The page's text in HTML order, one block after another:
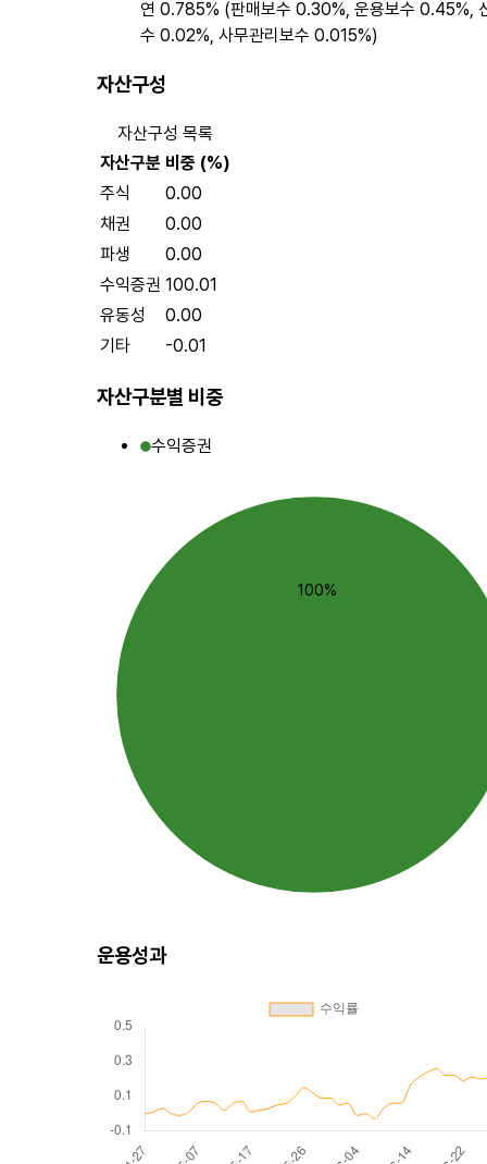
연 0.785% (판매보수 0.30%, 운용보수 0.45%,
수 0.02%, 사무관리보수 0.015%)
자산구성
자산구성 목록
자산구분 비중 (%)
주식
0.00
채권
0.00
파생
0.00
수익증권 100.01
유동성
0.00
기타
-0.01
자산구분별 비중
수익증권
100%
운용성과